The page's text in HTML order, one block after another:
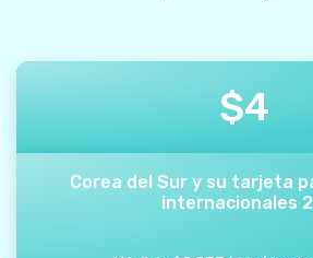
$4
Corea del Sur y su tarjeta
internacionales